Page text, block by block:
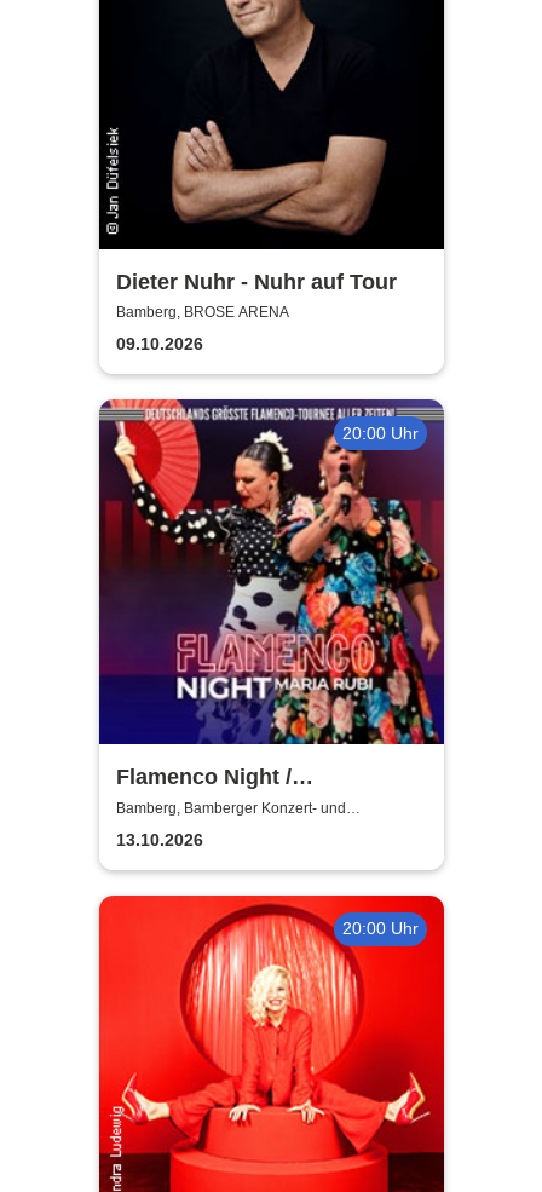
Dieter Nuhr - Nuhr auf Tour
Bamberg, BROSE ARENA
09.10.2026
20:00 Uhr
Flamenco Night /
Flamencomanía Tour 26/27 -
Deutschlands größte
Flamenco-Tournee
Bamberg, Bamberger Konzert- und
Kongresshalle
13.10.2026
20:00 Uhr